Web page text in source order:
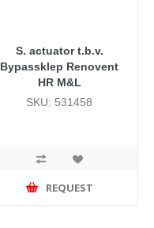
S. actuator t.b.v.
Bypassklep Renovent
HR M&L
SKU: 531458
REQUEST